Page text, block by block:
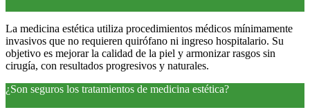
La medicina estética utiliza procedimientos médicos mínimamente
invasivos que no requieren quirófano ni ingreso hospitalario. Su
objetivo es mejorar la calidad de la piel y armonizar rasgos sin
cirugía, con resultados progresivos y naturales.
¿Son seguros los tratamientos de medicina estética?